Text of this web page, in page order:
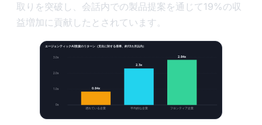
取りを突破し、会話内での製品提案を通じて19%の収
益増加に貢献したとされています。
エージェンティックAI投資のリターン（支出に対する倍率、約13カ月以内）
3.0x
2.0x
1.0x
0x
0.84x
遅れている企業
2.3x
平均的な企業
2.84x
フロンティア企業